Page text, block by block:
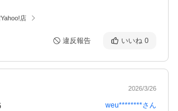
店
違反報告 いいね 0
2026/3/26
weu********さん